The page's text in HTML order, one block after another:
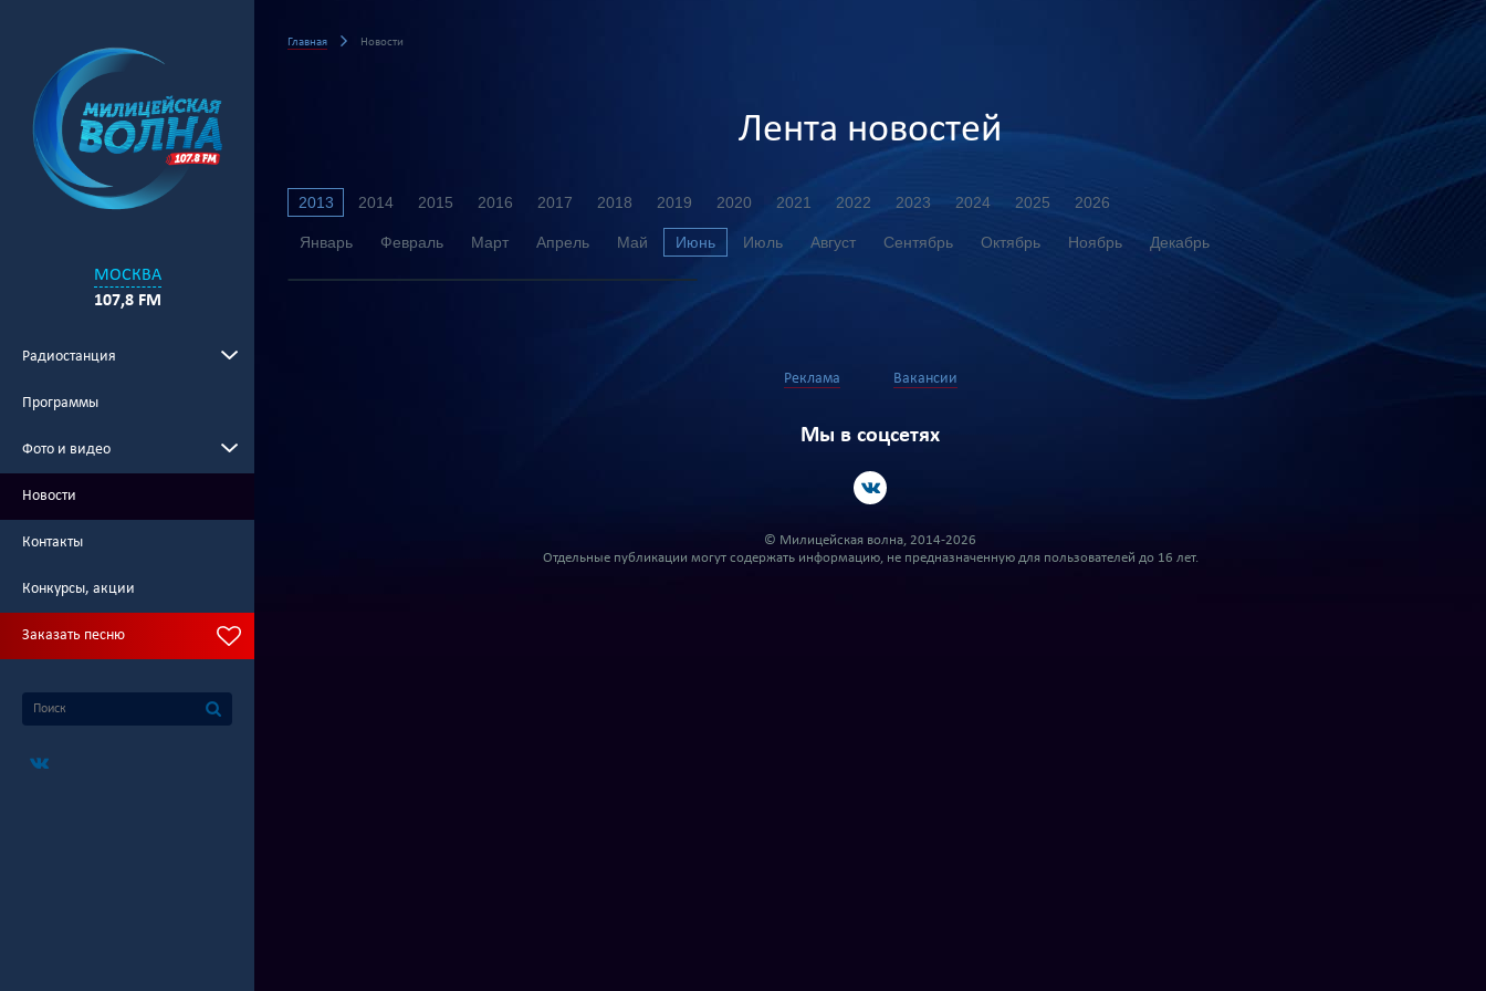
МОСКВА
107,8 FM
Радиостанция
Программы
Фото и видео
Новости
Контакты
Конкурсы, акции
Заказать песню
Главная Новости
Лента новостей
2013 2014 2015 2016 2017 2018 2019 2020 2021 2022 2023 2024 2025 2026
Январь Февраль Март Апрель Май Июнь Июль Август Сентябрь Октябрь Ноябрь Декабрь
Реклама Вакансии
Мы в соцсетях
© Милицейская волна, 2014-2026
Отдельные публикации могут содержать информацию, не предназначенную для пользователей до 16 лет.